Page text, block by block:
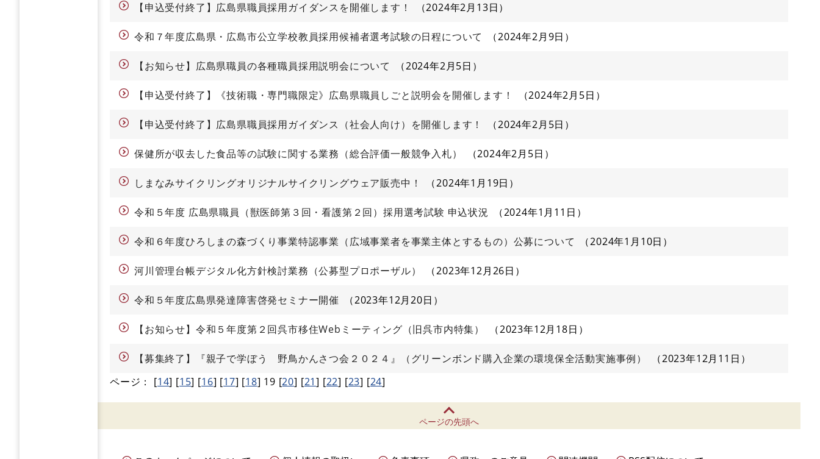
【申込受付終了】広島県職員採用ガイダンスを開催します！ 2024年2月13日
令和７年度広島県・広島市公立学校教員採用候補者選考試験の日程について 2024年2月9日
【お知らせ】広島県職員の各種職員採用説明会について 2024年2月5日
【申込受付終了】《技術職・専門職限定》広島県職員しごと説明会を開催します！ 2024年2月5日
【申込受付終了】広島県職員採用ガイダンス（社会人向け）を開催します！ 2024年2月5日
保健所が収去した食品等の試験に関する業務（総合評価一般競争入札） 2024年2月5日
しまなみサイクリングオリジナルサイクリングウェア販売中！ 2024年1月19日
令和５年度 広島県職員（獣医師第３回・看護第２回）採用選考試験 申込状況 2024年1月11日
令和６年度ひろしまの森づくり事業特認事業（広域事業者を事業主体とするもの）公募について 2024年1月10日
河川管理台帳デジタル化方針検討業務（公募型プロポーザル） 2023年12月26日
令和５年度広島県発達障害啓発セミナー開催 2023年12月20日
【お知らせ】令和５年度第２回呉市移住Webミーティング（旧呉市内特集） 2023年12月18日
【募集終了】『親子で学ぼう 野鳥かんさつ会２０２４』（グリーンボンド購入企業の環境保全活動実施事例）
2023年12月11日
ページ：
[14] [15] [16] [17] [18] 19 [20] [21] [22] [23] [24]
ページの先頭へ